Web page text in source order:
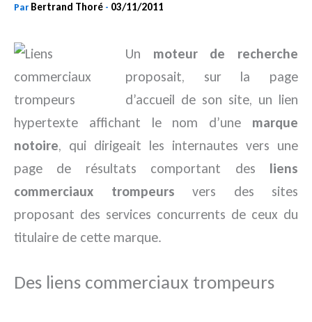
Par Bertrand Thoré - 03/11/2011
Un moteur de recherche
proposait, sur la page
d’accueil de son site, un lien
hypertexte affichant le nom d’une marque
notoire, qui dirigeait les internautes vers une
page de résultats comportant des liens
commerciaux trompeurs vers des sites
proposant des services concurrents de ceux du
titulaire de cette marque.
Des liens commerciaux trompeurs